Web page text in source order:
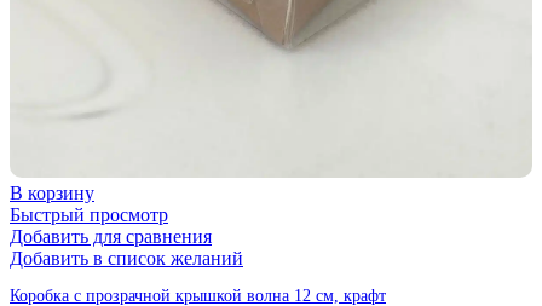
В корзину
Быстрый просмотр
Добавить для сравнения
Добавить в список желаний
Коробка с прозрачной крышкой волна 12 см, крафт